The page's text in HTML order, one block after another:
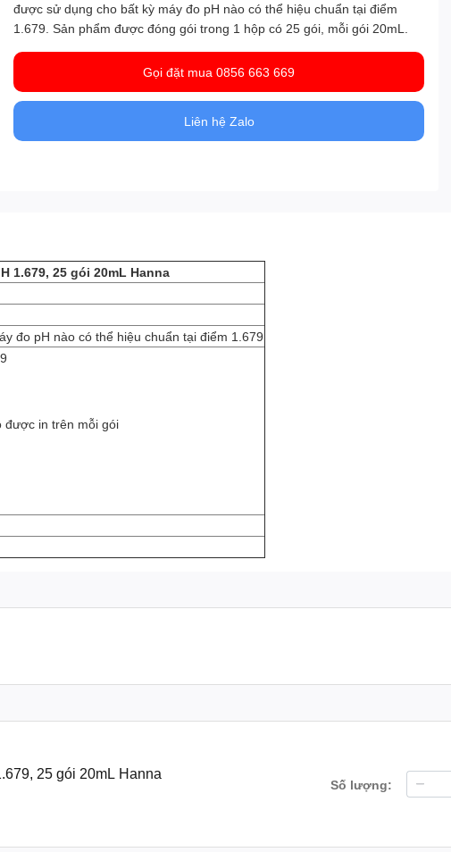
đượcsử dụngcho bất kỳ máy đo pH nào có thể hiệu chuẩn tại điểm
1.679. Sản phẩm được đóng gói trong 1 hộp có 25 gói, mỗi gói 20mL.
Gọi đặt mua 0856 663 669
Liên hệ Zalo
1.679, 25 gói 20mL Hanna
đo pH nào có thể hiệu chuẩn tại điểm 1.679
được in trên mỗi gói
25 gói 20mL Hanna
Số lượng: